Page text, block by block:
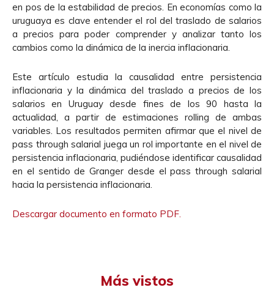
en pos de la estabilidad de precios. En economías como la
uruguaya es clave entender el rol del traslado de salarios
a precios para poder comprender y analizar tanto los
cambios como la dinámica de la inercia inflacionaria.
Este artículo estudia la causalidad entre persistencia
inflacionaria y la dinámica del traslado a precios de los
salarios en Uruguay desde fines de los 90 hasta la
actualidad, a partir de estimaciones rolling de ambas
variables. Los resultados permiten afirmar que el nivel de
pass through salarial juega un rol importante en el nivel de
persistencia inflacionaria, pudiéndose identificar causalidad
en el sentido de Granger desde el pass through salarial
hacia la persistencia inflacionaria.
Descargar documento en formato PDF.
Más vistos